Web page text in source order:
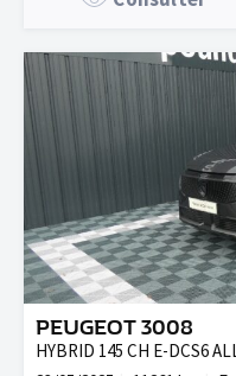
PEUGEOT 3008
HYBRID 145 CH E-DCS6